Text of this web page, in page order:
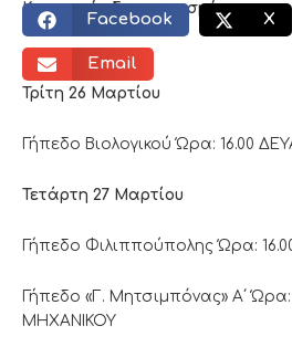
Κοινωνικός διαμοιρασμός:
Facebook X
Email
Τρίτη 26 Μαρτίου
Γήπεδο Βιολογικού Ώρα: 16.00
Τετάρτη 27 Μαρτίου
Γήπεδο Φιλιππούπολης Ώρα:
Γήπεδο «Γ. Μητσιμπόνας» Α΄ Ώρα:
ΜΗΧΑΝΙΚΟΥ